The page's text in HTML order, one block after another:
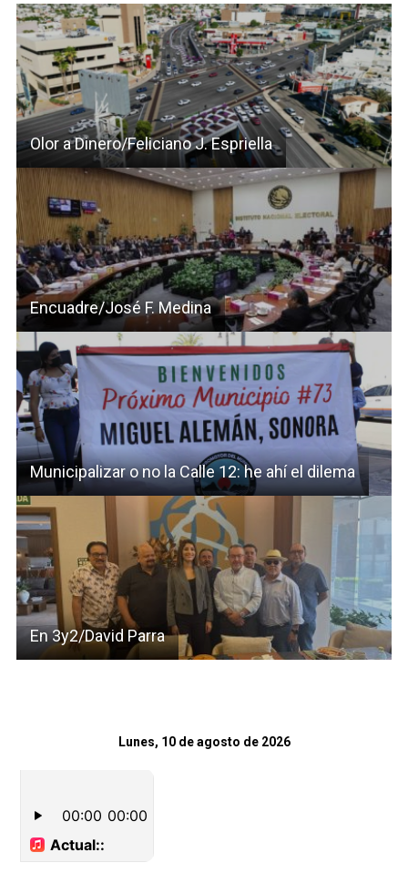
Olor a Dinero/Feliciano J. Espriella
Encuadre/José F. Medina
Municipalizar o no la Calle 12: he ahí el dilema
En 3y2/David Parra
Lunes, 10 de agosto de 2026